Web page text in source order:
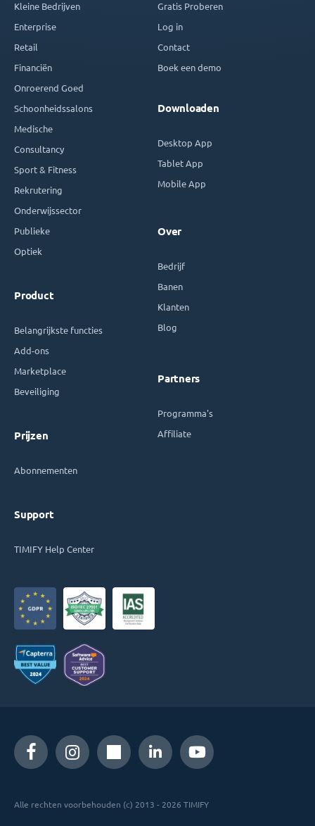
Kleine Bedrijven
Enterprise
Retail
Financiën
Onroerend Goed
Schoonheidssalons
Medische
Consultancy
Sport & Fitness
Rekrutering
Onderwijssector
Publieke
Optiek
Product
Belangrijkste functies
Add-ons
Marketplace
Beveiliging
Prijzen
Abonnementen
Support
TIMIFY Help Center
Gratis Proberen
Log in
Contact
Boek een demo
Downloaden
Desktop App
Tablet App
Mobile App
Over
Bedrijf
Banen
Klanten
Blog
Partners
Programma's
Affiliate
Alle rechten voorbehouden (c) 2013 - 2026 TIMIFY